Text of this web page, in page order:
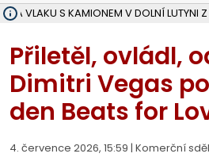
VLAKU S KAMIONEM V DOLNÍ LUTYNI
Přiletěl, ovládl,
Dimitri Vegas
den Beats for
4. července 2026, 15:59 | Komerční